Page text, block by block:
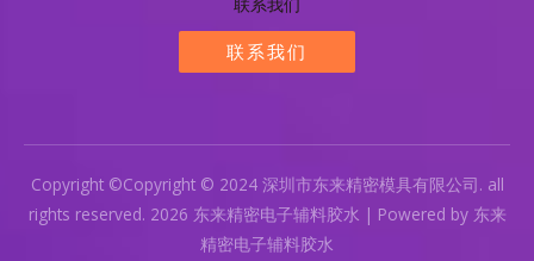
联系我们
Copyright ©Copyright © 2024 深圳市东来精密模具有限公司. all
rights reserved. 2026 东来精密电子辅料胶水 | Powered by 东来
精密电子辅料胶水